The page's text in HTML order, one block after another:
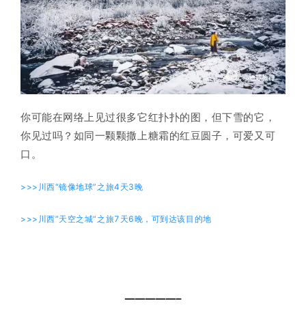
你可能在网络上见过很多它红扑扑的图，但下雪的它，
你见过吗？如同一颗颗撒上糖霜的红豆圆子，可爱又可
口。
>>>川西“镜像地球”之旅4天3晚
>>>川西”天空之城“之旅7天6晚，可到达该目的地
━━━━━━━━━━━